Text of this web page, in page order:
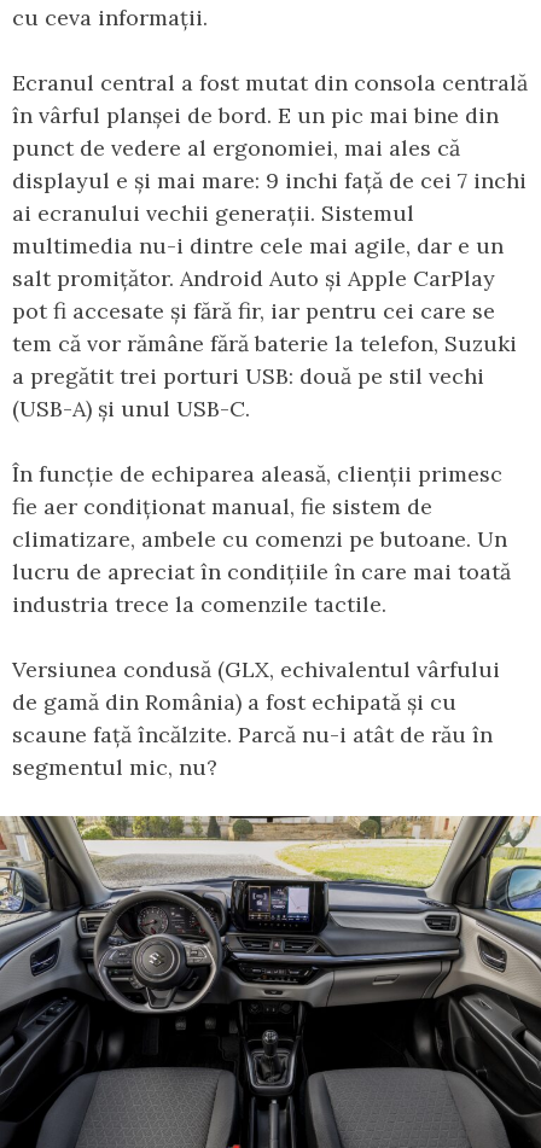
cu ceva informații.
Ecranul central a fost mutat din consola centrală
în vârful planșei de bord. E un pic mai bine din
punct de vedere al ergonomiei, mai ales că
displayul e și mai mare: 9 inchi față de cei 7 inchi
ai ecranului vechii generații. Sistemul
multimedia nu-i dintre cele mai agile, dar e un
salt promițător. Android Auto și Apple CarPlay
pot fi accesate și fără fir, iar pentru cei care se
tem că vor rămâne fără baterie la telefon, Suzuki
a pregătit trei porturi USB: două pe stil vechi
(USB-A) și unul USB-C.
În funcție de echiparea aleasă, clienții primesc
fie aer condiționat manual, fie sistem de
climatizare, ambele cu comenzi pe butoane. Un
lucru de apreciat în condițiile în care mai toată
industria trece la comenzile tactile.
Versiunea condusă (GLX, echivalentul vârfului
de gamă din România) a fost echipată și cu
scaune față încălzite. Parcă nu-i atât de rău în
segmentul mic, nu?